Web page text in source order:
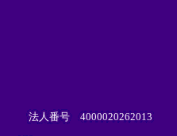
法人番号 4000020262013